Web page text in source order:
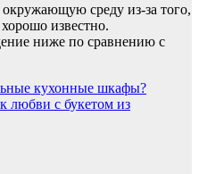
среду из-за того,
известно.
ниже по сравнению с
кухонные шкафы?
любви с букетом из